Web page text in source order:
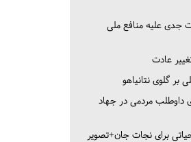
جدی علیه منافع ملی
عادت
بر گلوی نتانیاهو
داوطلب مردمی در جهاد
برای نجات جان+تصویر